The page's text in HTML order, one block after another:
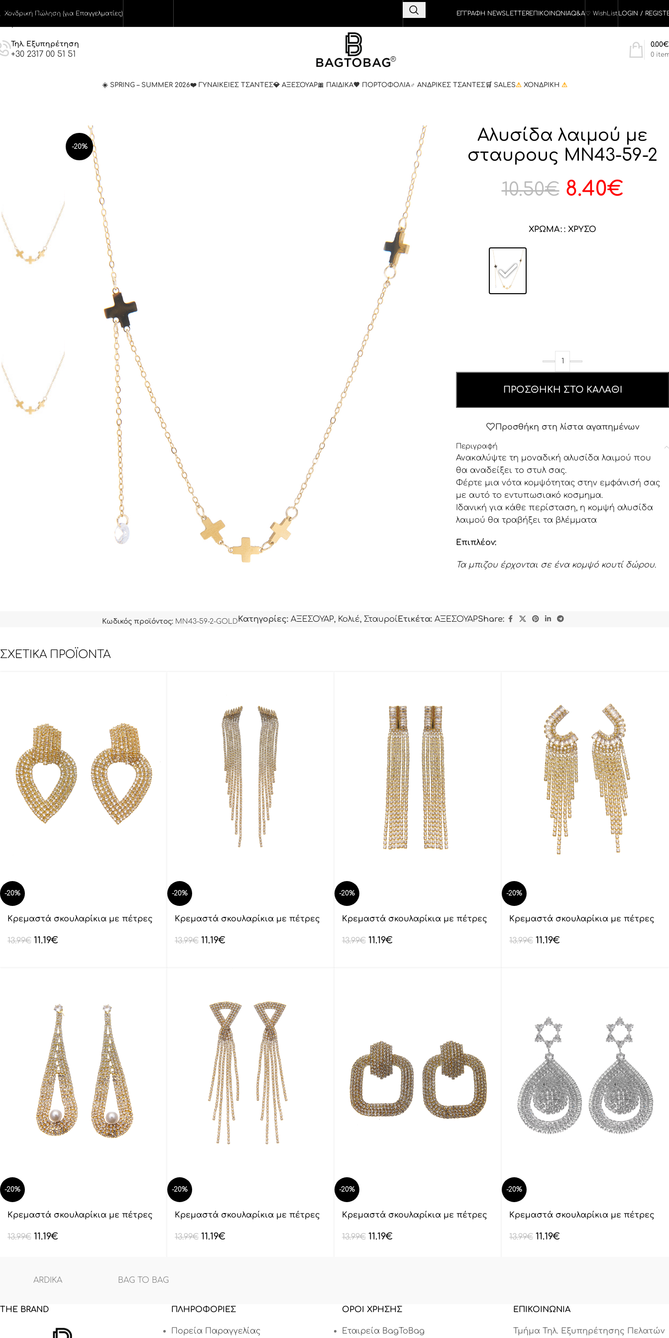
Skip to navigation
Χονδρική Πώληση (για Επαγγελματίες) ΕΓΓΡΑΦΗ NEWSLETTERΕΠΙΚΟΙΝΩΝΙΑQ&A♡ WishList LOGIN /
Τηλ. Εξυπηρέτηση
+30 2317 00 51 51 0
0.00€
☀️ SPRING – SUMMER 2026❤️ ΓΥΝΑΙΚΕΙΕΣ ΤΣΑΝΤΕΣ💎 ΑΞΕΣΟΥΑΡ🎀 ΠΑΙΔΙΚΑ🤎 ΠΟΡΤΟΦΟΛΙΑ♂️ ΑΝΔΡΙΚΕΣ ΤΣΑΝΤΕΣ🛒 SALES⚠ΧΟΝΔΡΙΚΗ ⚠
-20%
Αλυσίδα λαιμού με
σταυρους MN43-59-2
10.50€ 8.40€
ΧΡΏΜΑ : ΧΡΥΣΌ
ΠΡΟΣΘΉΚΗ ΣΤΟ ΚΑΛΆΘΙ
Προσθήκη στη λίστα αγαπημένων
Περιγραφή
Ανακαλύψτε τη μοναδική αλυσίδα λαιμού που
θα αναδείξει το στυλ σας.
Φέρτε μια νότα κομψότητας στην εμφάνισή σας
με αυτό το εντυπωσιακό κοσμημα.
Ιδανική για κάθε περίσταση, η κομψή αλυσίδα
λαιμού θα τραβήξει τα βλέμματα
Επιπλέον:
Τα μπιζου έρχονται σε ένα κομψό κουτί δώρου.
Κωδικός προϊόντος: MN43-59-2-GOLD Κατηγορίες: ΑΞΕΣΟΥΑΡ, Κολιέ, Σταυροί Ετικέτα: ΑΞΕΣΟΥΑΡShare:
ΣΧΕΤΙΚΆ ΠΡΟΪΌΝΤΑ
-20%
Κρεμαστά σκουλαρίκια με πέτρες
13.99€ 11.19€
-20%
Κρεμαστά σκουλαρίκια με πέτρες
13.99€ 11.19€
-20%
Κρεμαστά σκουλαρίκια με πέτρες
13.99€ 11.19€
-20%
Κρεμαστά σκουλαρίκια με πέτρες
13.99€ 11.19€
-20%
Κρεμαστά σκουλαρίκια με πέτρες
13.99€ 11.19€
-20%
Κρεμαστά σκουλαρίκια με πέτρες
13.99€ 11.19€
-20%
Κρεμαστά σκουλαρίκια με πέτρες
13.99€ 11.19€
-20%
Κρεμαστά σκουλαρίκια με πέτρες
13.99€ 11.19€
ARDIKA BAG TO BAG
THE BRAND ΠΛΗΡΟΦΟΡΙΕΣ
Πορεία Παραγγελίας
ΟΡΟΙ ΧΡΗΣΗΣ
Εταιρεία BagToBag
ΕΠΙΚΟΙΝΩΝΙΑ
Τμήμα Τηλ. Εξυπηρέτησης Πελατών